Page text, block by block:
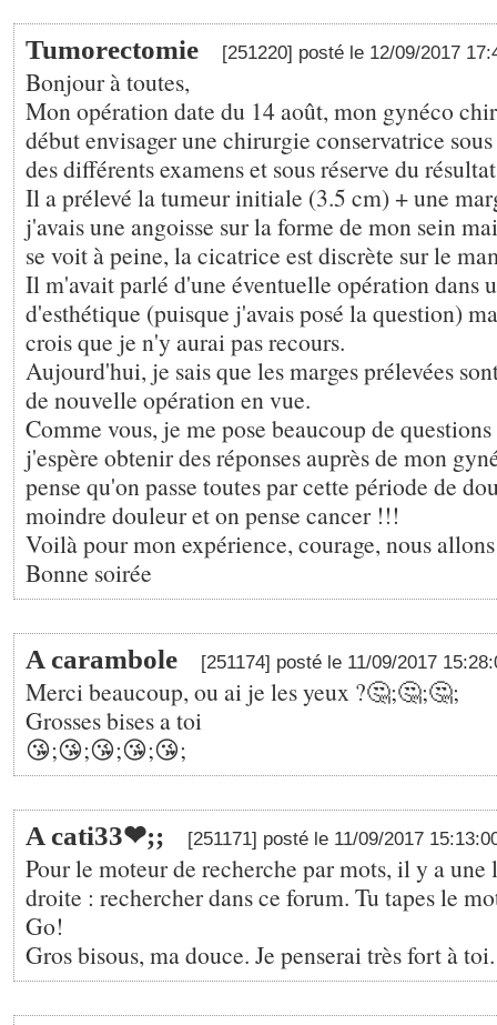
Tumorectomie [251220] posté le 12/09/2017
Bonjour à toutes,
Mon opération date du 14 août, mon gynéco
début envisager une chirurgie conservatrice
des différents examens et sous réserve du
Il a prélevé la tumeur initiale (3.5 cm) + une
j'avais une angoisse sur la forme de mon sein
se voit à peine, la cicatrice est discrète sur le
Il m'avait parlé d'une éventuelle opération dans
d'esthétique (puisque j'avais posé la question)
crois que je n'y aurai pas recours.
Aujourd'hui, je sais que les marges prélevées
de nouvelle opération en vue.
Comme vous, je me pose beaucoup de
j'espère obtenir des réponses auprès de mon
pense qu'on passe toutes par cette période de
moindre douleur et on pense cancer !!!
Voilà pour mon expérience, courage, nous
Bonne soirée
A carambole [251174] posté le 11/09/2017
Merci beaucoup, ou ai je les yeux ?🤔;🤔;🤔;
Grosses bises a toi
😘;😘;😘;😘;😘;
A cati33❤;️; [251171] posté le 11/09/2017
Pour le moteur de recherche par mots, il y a une
droite : rechercher dans ce forum. Tu tapes le
Go!
Gros bisous, ma douce. Je penserai très fort à